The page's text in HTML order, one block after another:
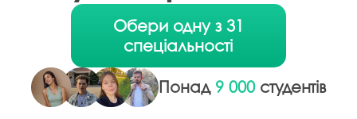
Обери одну з 31
спеціальності
Понад 9 000студентів